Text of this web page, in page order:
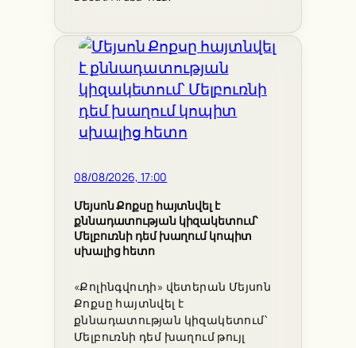
08/08/2026, 17:00
Մեյսոն Քոքսը հայտնվել է
քննադատության կիզակետում՝
Մելբուռնի դեմ խաղում կոպիտ
սխալից հետո
«Քոլինգվուդի» վետերան Մեյսոն
Քոքսը հայտնվել է
քննադատության կիզակետում՝
Մելբուռնի դեմ խաղում թույլ